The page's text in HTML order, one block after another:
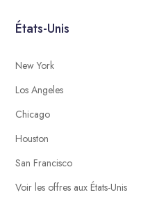
États-Unis
New York
Los Angeles
Chicago
Houston
San Francisco
Voir les offres aux États-Unis